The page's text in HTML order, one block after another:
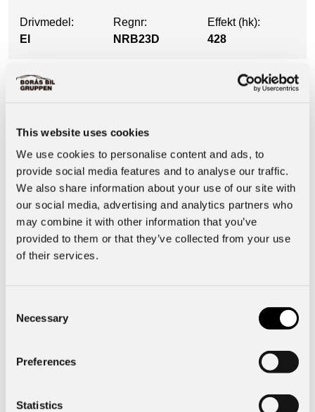
This website uses cookies
We use cookies to personalise content and ads, to
provide social media features and to analyse our traffic.
We also share information about your use of our site with
our social media, advertising and analytics partners who
may combine it with other information that you’ve
provided to them or that they’ve collected from your use
of their services.
Selection
Necessary
Preferences
Statistics
Drivmedel:
El
Regnr:
NRB23D
Effekt (hk):
428
Motor & Prestanda
Basuppgifter
Funktioner